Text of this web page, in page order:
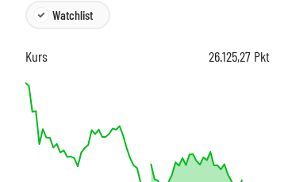
Watchlist
Kurs 26.125,27 Pkt